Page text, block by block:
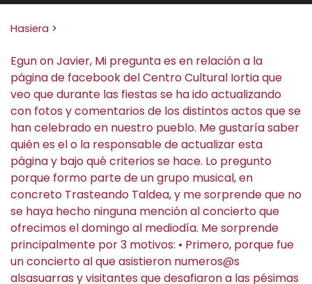
Search for:
Hasiera >
Egun on Javier, Mi pregunta es en relación a la
página de facebook del Centro Cultural Iortia que
veo que durante las fiestas se ha ido actualizando
con fotos y comentarios de los distintos actos que se
han celebrado en nuestro pueblo. Me gustaría saber
quién es el o la responsable de actualizar esta
página y bajo qué criterios se hace. Lo pregunto
porque formo parte de un grupo musical, en
concreto Trasteando Taldea, y me sorprende que no
se haya hecho ninguna mención al concierto que
ofrecimos el domingo al mediodía. Me sorprende
principalmente por 3 motivos: • Primero, porque fue
un concierto al que asistieron numeros@s
alsasuarras y visitantes que desafiaron a las pésimas